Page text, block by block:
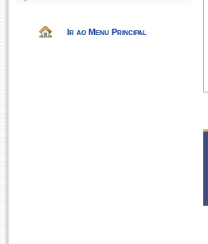
Ir ao Menu Principal